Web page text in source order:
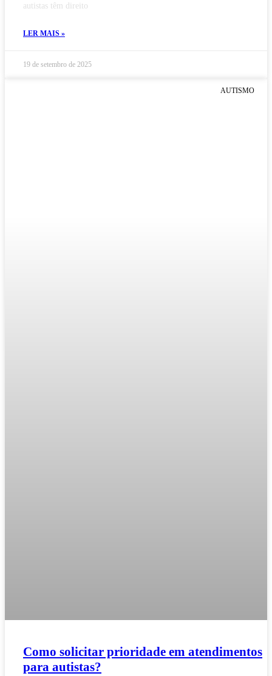
autistas têm direito
LER MAIS »
19 de setembro de 2025
AUTISMO
Como solicitar prioridade em atendimentos
para autistas?